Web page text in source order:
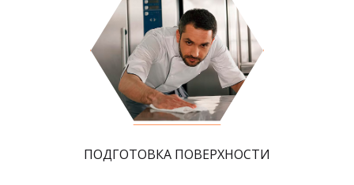
ПОДГОТОВКА ПОВЕРХНОСТИ